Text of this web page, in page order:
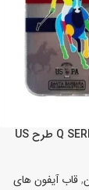
قاب آيفون 13 پرو مکس برند Q SERIES طرح US
,قاب آیفون های